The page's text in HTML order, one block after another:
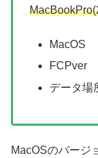
MacOS
FCPver
データ場
MacOSのバージ